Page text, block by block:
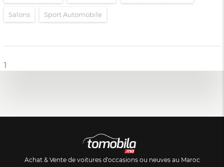
Salons Sport Automobile
1
Achat & Vente de voitures d'occasions ou neuves au Maroc